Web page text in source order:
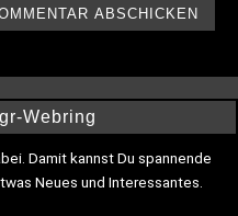
Webring
Damit kannst Du spannende
Neues und Interessantes.